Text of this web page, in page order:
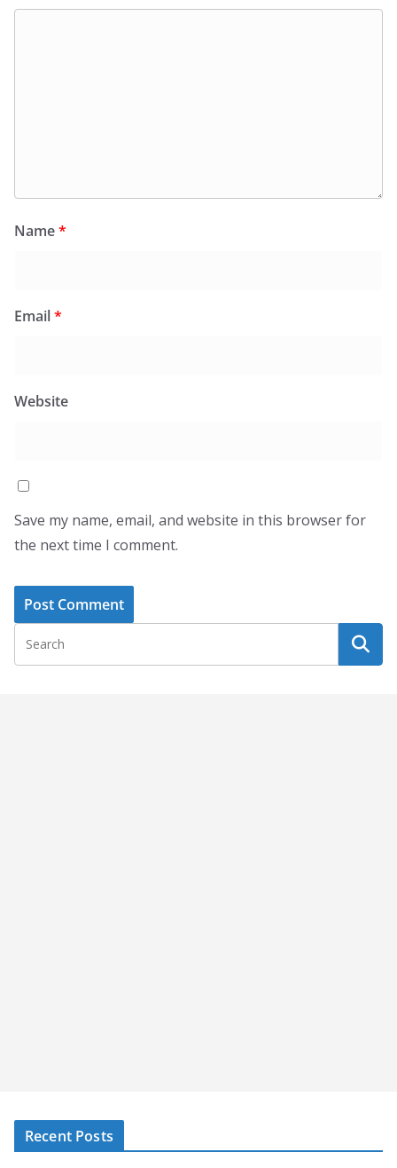
Name*
Email*
Website
Save my name, email, and website in this browser for
the next time I comment.
Recent Posts